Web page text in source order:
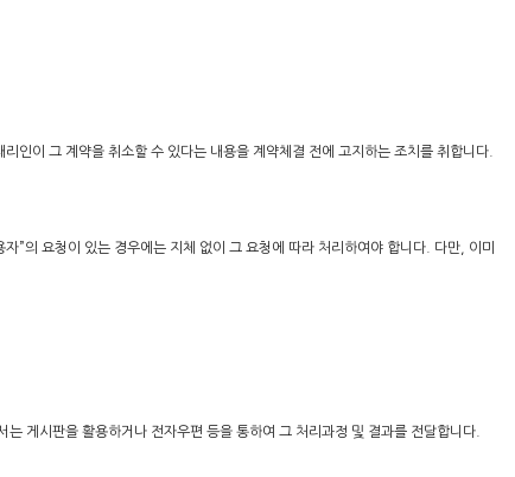
인이 그 계약을 취소할 수 있다는 내용을 계약체결 전에 고지하는 조치를 취합니다.
”의 요청이 있는 경우에는 지체 없이 그 요청에 따라 처리하여야 합니다. 다만, 이미
게시판을 활용하거나 전자우편 등을 통하여 그 처리과정 및 결과를 전달합니다.